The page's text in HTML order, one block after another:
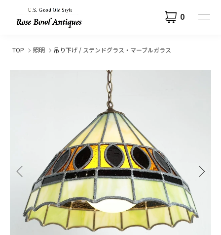
0
TOP 照明 吊り下げ / ステンドグラス・マーブルガラス